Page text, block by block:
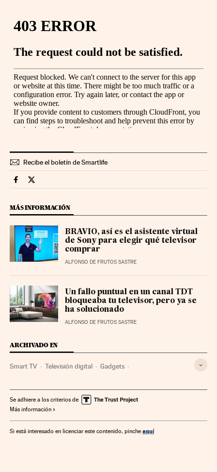
Recibe el boletín de Smartlife
Smartlife Cinco Días en Facebook
Smartlife Cinco Días en Twitter
MÁS INFORMACIÓN
BRAVIO, así es el asistente virtual
de Sony para elegir qué televisor
comprar
ALFONSO DE FRUTOS SASTRE
Un fallo puntual en un canal TDT
bloqueaba tu televisor, pero ya se
ha solucionado
ALFONSO DE FRUTOS SASTRE
ARCHIVADO EN
Smart TV Televisión digital Gadgets
Medios comunicación Comunicación Ciencia
Se adhiere a los criterios de
Más información
Si está interesado en licenciar este contenido, pinche aquí